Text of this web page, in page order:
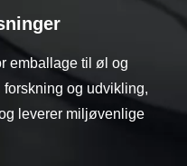
emballage til øl og
og udvikling,
leverer miljøvenlige